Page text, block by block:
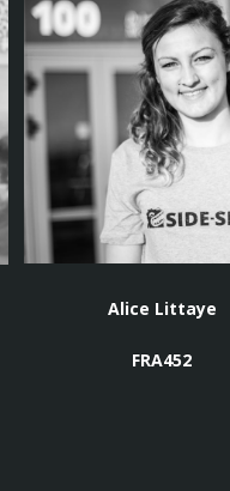
Alice Littaye
FRA452